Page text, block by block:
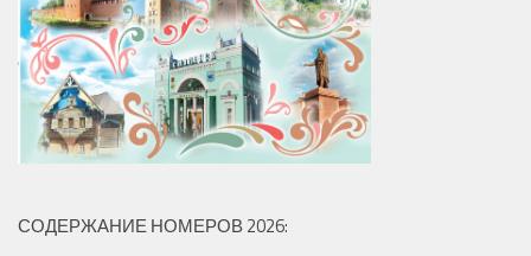
СОДЕРЖАНИЕ НОМЕРОВ 2026: